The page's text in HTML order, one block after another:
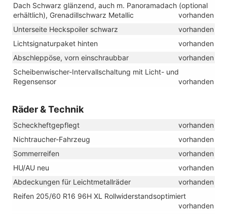
Dach Schwarz glänzend, auch m. Panoramadach (optional
erhältlich), Grenadillschwarz Metallic
vorhanden
Unterseite Heckspoiler schwarz
vorhanden
Lichtsignaturpaket hinten
vorhanden
Abschleppöse, vorn einschraubbar
vorhanden
Scheibenwischer-Intervallschaltung mit Licht- und
Regensensor
vorhanden
Räder & Technik
Scheckheftgepflegt
vorhanden
Nichtraucher-Fahrzeug
vorhanden
Sommerreifen
vorhanden
HU/AU neu
vorhanden
Abdeckungen für Leichtmetallräder
vorhanden
Reifen 205/60 R16 96H XL Rollwiderstandsoptimiert
vorhanden